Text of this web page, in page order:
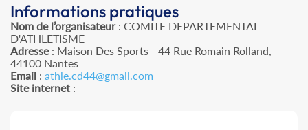
Informations pratiques
Nom de l’organisateur: COMITE DEPARTEMENTAL
D'ATHLETISME
Adresse: Maison Des Sports - 44 Rue Romain Rolland,
44100 Nantes
Email : athle.cd44@gmail.com
Site internet : -